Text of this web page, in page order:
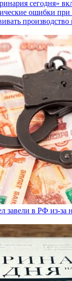
сегодня»
ошибки при
завели в РФ из-за